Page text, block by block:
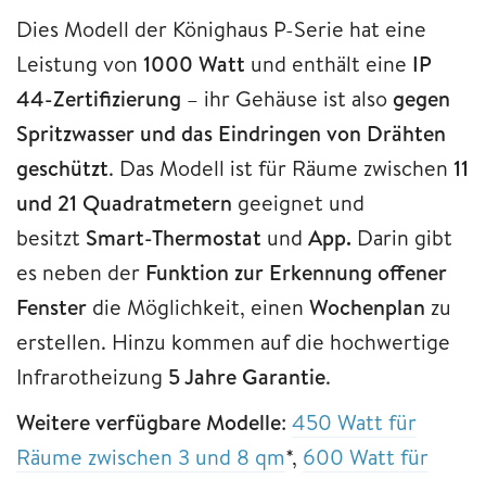
Dies Modell der Könighaus P-Serie hat eine
Leistung von 1000 Watt und enthält eine IP
44-Zertifizierung – ihr Gehäuse ist also gegen
Spritzwasser und das Eindringen von Drähten
geschützt. Das Modell ist für Räume zwischen 11
und 21 Quadratmetern geeignet und
besitzt Smart-Thermostat und App. Darin gibt
es neben der Funktion zur Erkennung offener
Fenster die Möglichkeit, einen Wochenplan zu
erstellen. Hinzu kommen auf die hochwertige
Infrarotheizung 5 Jahre Garantie.
Weitere verfügbare Modelle: 450 Watt für
Räume zwischen 3 und 8 qm*, 600 Watt für